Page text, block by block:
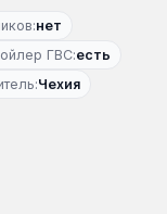
нет
ГВС:есть
Чехия